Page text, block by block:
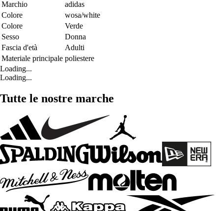
Marchio
adidas
Colore
wosa/white
Colore
Verde
Sesso
Donna
Fascia d'età
Adulti
Materiale principale poliestere
Loading...
Loading...
Tutte le nostre marche